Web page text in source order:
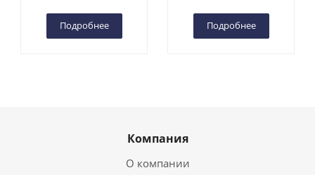
Подробнее Подробнее
Компания
О компании